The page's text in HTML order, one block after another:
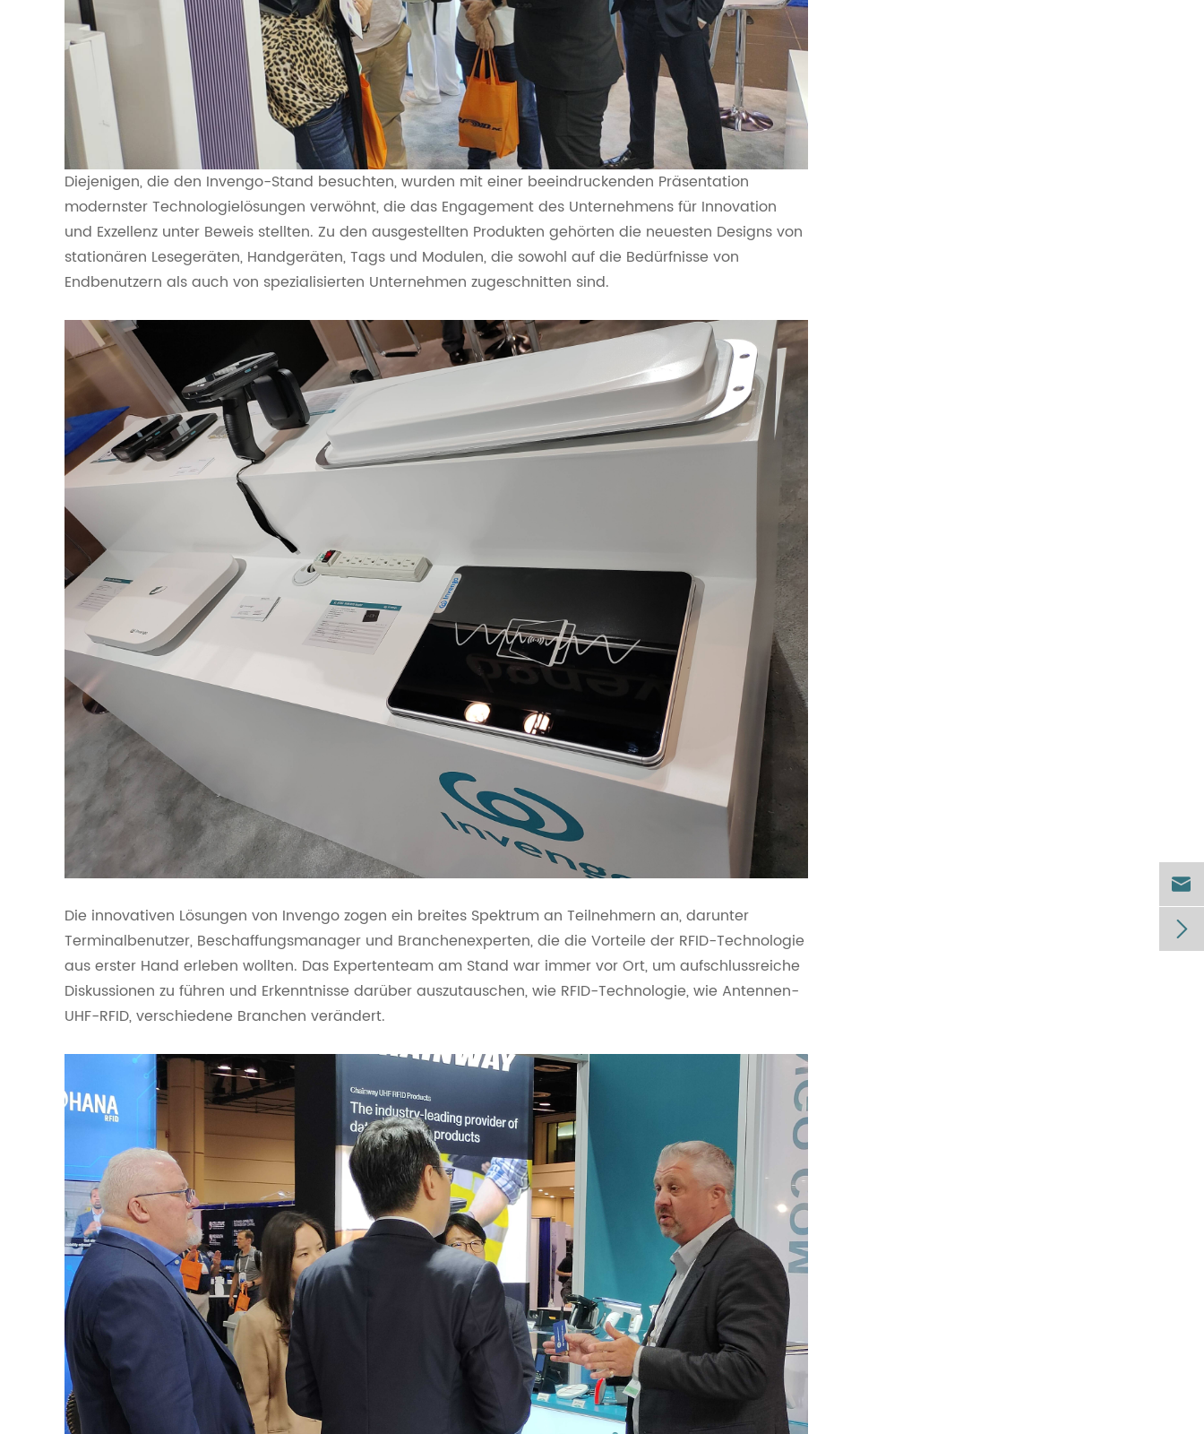
Diejenigen, die den Invengo-Stand besuchten, wurden mit einer beeindruckenden Präsentation
modernster Technologielösungen verwöhnt, die das Engagement des Unternehmens für Innovation
und Exzellenz unter Beweis stellten. Zu den ausgestellten Produkten gehörten die neuesten Designs von
stationären Lesegeräten, Handgeräten, Tags und Modulen, die sowohl auf die Bedürfnisse von
Endbenutzern als auch von spezialisierten Unternehmen zugeschnitten sind.
Die innovativen Lösungen von Invengo zogen ein breites Spektrum an Teilnehmern an, darunter
Terminalbenutzer, Beschaffungsmanager und Branchenexperten, die die Vorteile der RFID-Technologie
aus erster Hand erleben wollten. Das Expertenteam am Stand war immer vor Ort, um aufschlussreiche
Diskussionen zu führen und Erkenntnisse darüber auszutauschen, wie RFID-Technologie, wie Antennen-
UHF-RFID, verschiedene Branchen verändert.

